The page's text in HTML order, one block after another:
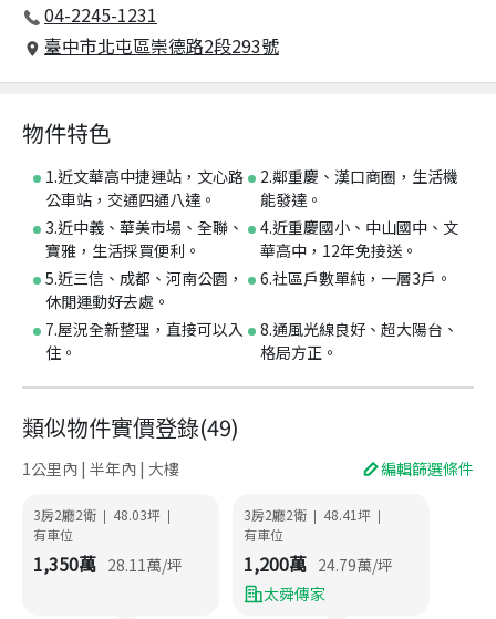
04-2245-1231
臺中市北屯區崇德路2段293號
物件特色
1.近文華高中捷運站，文心路
公車站，交通四通八達。
2.鄰重慶、漢口商圈，生活機
能發達。
3.近中義、華美市場、全聯、
寶雅，生活採買便利。
4.近重慶國小、中山國中、文
華高中，12年免接送。
5.近三信、成都、河南公園，
休閒運動好去處。
6.社區戶數單純，一層3戶。
7.屋況全新整理，直接可以入
住。
8.通風光線良好、超大陽台、
格局方正。
類似物件實價登錄(49)
1公里內 | 半年內 | 大樓 編輯篩選條件
3房2廳2衛 | 48.03坪 |
有車位
1,350萬 28.11萬/坪
3房2廳2衛 | 48.41坪 |
有車位
1,200萬 24.79萬/坪
太舜傳家